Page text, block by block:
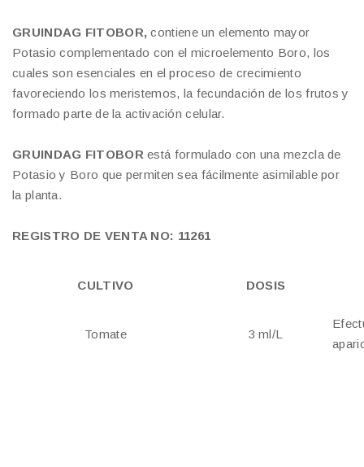
GRUINDAG FITOBOR,contiene un elemento mayor
Potasio complementado con el microelemento Boro, los
cuales son esenciales en el proceso de crecimiento
favoreciendo los meristemos, la fecundación de los frutos y
formado parte de la activación celular.
GRUINDAG FITOBORestá formulado con una mezcla de
Potasio y Boro que permiten sea fácilmente asimilable por
la planta.
REGISTRO DE VENTA NO: 11261
CULTIVO DOSIS
Tomate 3 ml/L